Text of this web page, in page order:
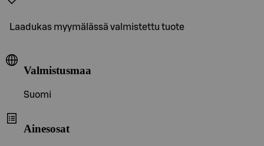
Laadukas myymälässä valmistettu tuote
Valmistusmaa
Suomi
Ainesosat